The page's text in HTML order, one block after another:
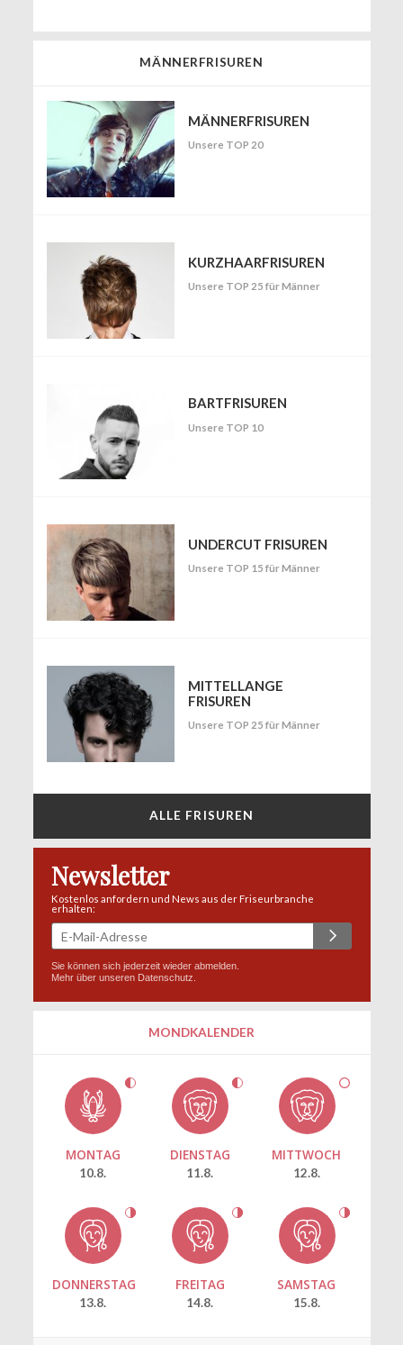
MÄNNERFRISUREN
MÄNNERFRISUREN
Unsere TOP 20
KURZHAARFRISUREN
Unsere TOP 25 für Männer
BARTFRISUREN
Unsere TOP 10
UNDERCUT FRISUREN
Unsere TOP 15 für Männer
MITTELLANGE
FRISUREN
Unsere TOP 25 für Männer
ALLE FRISUREN
Newsletter
Kostenlos anfordern und News aus der Friseurbranche
erhalten:
Sie können sich jederzeit wieder abmelden.
Mehr über unseren Datenschutz
MONDKALENDER
MONTAG
10.8.
DIENSTAG
11.8.
MITTWOCH
12.8.
DONNERSTAG
13.8.
FREITAG
14.8.
SAMSTAG
15.8.